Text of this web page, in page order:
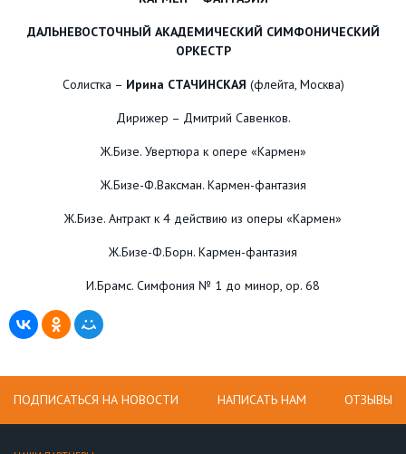
ДАЛЬНЕВОСТОЧНЫЙ АКАДЕМИЧЕСКИЙ СИМФОНИЧЕСКИЙ
ОРКЕСТР
Солистка – Ирина СТАЧИНСКАЯ (флейта, Москва)
Дирижер – Дмитрий Савенков.
Ж.Бизе. Увертюра к опере «Кармен»
Ж.Бизе-Ф.Ваксман. Кармен-фантазия
Ж.Бизе. Антракт к 4 действию из оперы «Кармен»
Ж.Бизе-Ф.Борн. Кармен-фантазия
И.Брамс. Симфония № 1 до минор, op. 68
ПОДПИСАТЬСЯ НА НОВОСТИ НАПИСАТЬ НАМ ОТЗЫВЫ